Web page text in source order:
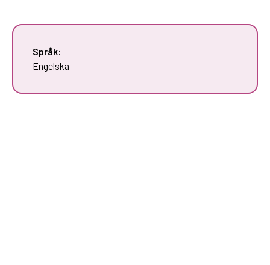
Språk:
Engelska